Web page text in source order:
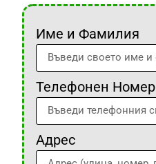
Име и Фамилия
Телефонен Номер
Адрес